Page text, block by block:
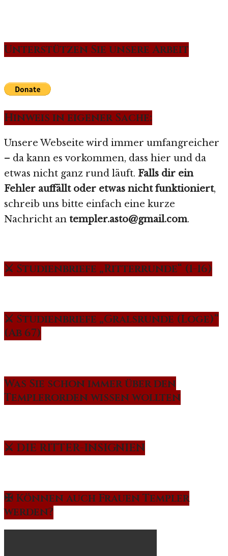
Unterstützen Sie unsere Arbeit
Hinweis in eigener Sache:
Unsere Webseite wird immer umfangreicher
– da kann es vorkommen, dass hier und da
etwas nicht ganz rund läuft. Falls dir ein
Fehler auffällt oder etwas nicht funktioniert,
schreib uns bitte einfach eine kurze
Nachricht an templer.asto@gmail.com.
⚔️ Studienbriefe „Ritterrunde“ (1-16)
⚔️ Studienbriefe „Gralsrunde (Loge)“
(Ab 67)
Was Sie schon immer über den
Templerorden wissen wollten
⚔️ DIE RITTER-INSIGNIEN
✠ Können auch Frauen Templer
werden?